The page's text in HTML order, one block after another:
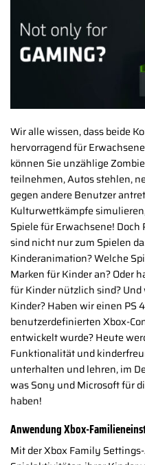
Wir alle wissen, dass beide
hervorragend für
können Sie unzählige
teilnehmen, Autos stehlen,
gegen andere Benutzer
Kulturwettkämpfe
Spiele für Erwachsene!
sind nicht nur zum Spielen
Kinderanimation? Welche
Marken für Kinder an? Oder
für Kinder nützlich sind?
Kinder? Haben wir einen PS
benutzerdefinierten Xbox-
entwickelt wurde? Heute
Funktionalität und
unterhalten und lehren, im
was Sony und Microsoft für
haben!
Anwendung Xbox-
Mit der Xbox Family